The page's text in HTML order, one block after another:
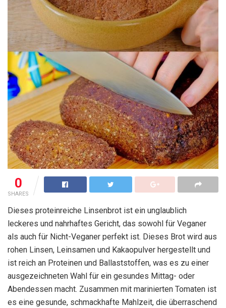
0
SHARES
Dieses proteinreiche Linsenbrot ist ein unglaublich
leckeres und nahrhaftes Gericht, das sowohl für Veganer
als auch für Nicht-Veganer perfekt ist. Dieses Brot wird aus
rohen Linsen, Leinsamen und Kakaopulver hergestellt und
ist reich an Proteinen und Ballaststoffen, was es zu einer
ausgezeichneten Wahl für ein gesundes Mittag- oder
Abendessen macht. Zusammen mit marinierten Tomaten ist
es eine gesunde, schmackhafte Mahlzeit, die überraschend